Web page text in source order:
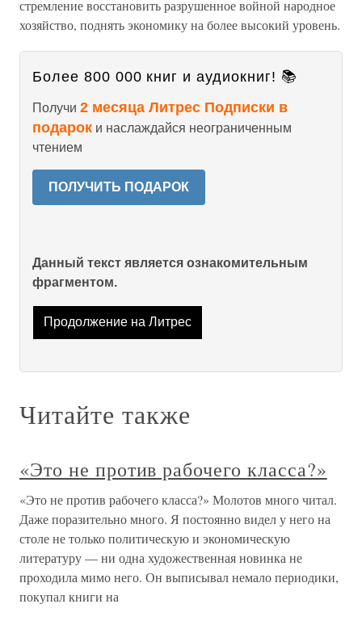
стремление восстановить разрушенное войной народное
хозяйство, поднять экономику на более высокий уровень.
Более 800 000 книг и аудиокниг! 📚
Получи 2 месяца Литрес Подписки в
подарок и наслаждайся неограниченным
чтением
ПОЛУЧИТЬ ПОДАРОК
Данный текст является ознакомительным
фрагментом.
Продолжение на Литрес
Читайте также
«Это не против рабочего класса?»
«Это не против рабочего класса?» Молотов много читал.
Даже поразительно много. Я постоянно видел у него на
столе не только политическую и экономическую
литературу — ни одна художественная новинка не
проходила мимо него. Он выписывал немало периодики,
покупал книги на